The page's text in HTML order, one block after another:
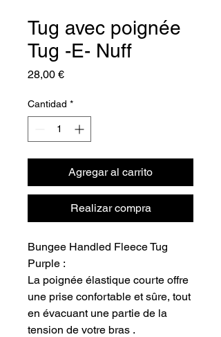
Tug avec poignée
Tug -E- Nuff
28,00 €Precio
Cantidad *
Agregar al carrito
Realizar compra
Bungee Handled Fleece Tug
Purple :
La poignée élastique courte offre
une prise confortable et sûre, tout
en évacuant une partie de la
tension de votre bras .